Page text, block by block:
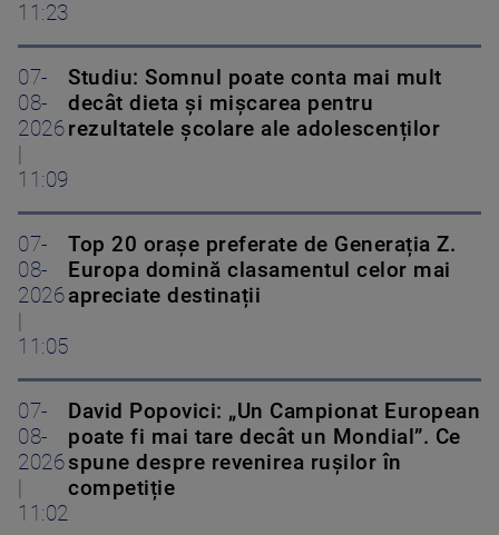
11:23
07-
08-
2026
11:09
Studiu: Somnul poate conta mai mult
decât dieta și mișcarea pentru
rezultatele școlare ale adolescenților
07-
08-
2026
11:05
Top 20 orașe preferate de Generația Z.
Europa domină clasamentul celor mai
apreciate destinații
07-
08-
2026
11:02
David Popovici: „Un Campionat European
poate fi mai tare decât un Mondial”. Ce
spune despre revenirea rușilor în
competiție